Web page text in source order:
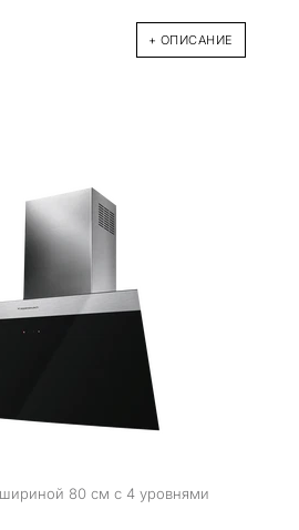
+ ОПИСАНИЕ
80 см с 4 уровнями